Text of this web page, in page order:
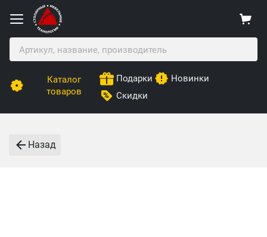
Каталог
товаров
Подарки
Новинки
Скидки
Назад